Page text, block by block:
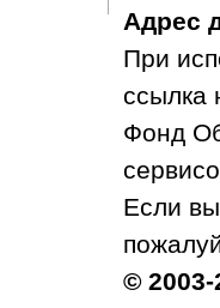
Адрес
При
ссылка
Фонд
Если
©